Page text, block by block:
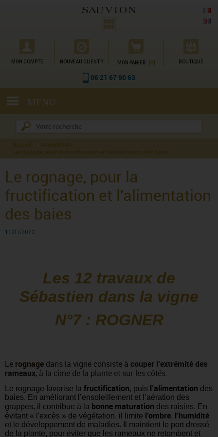
MON COMPTE NOUVEAU CLIENT ? MON PANIER [0] BOUTIQUE
06 21 67 90 63
MENU
Le rognage, pour la
fructification et l'alimentation
des baies
11/07/2022
Les 12 travaux de
Sébastien dans la vigne
N°7 : ROGNER
Le rognage dans la vigne consiste à couper l’extrémité des
rameaux, à la cime de la plante et sur les côtés.
Le rognage favorise la fructification, puis l’alimentation des
baies. En améliorant l’ensoleillement et l’aération des
grappes, il contribue à la bonne maturation des raisins. En
évitant « l'excès » de végétation, il limite l’ombre, l’humidité
et le développement de maladies. Il maintient le port dressé
de la plante, pour éviter que les rameaux ne retombent et